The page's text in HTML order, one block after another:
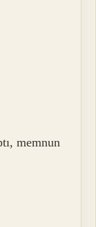
memnun